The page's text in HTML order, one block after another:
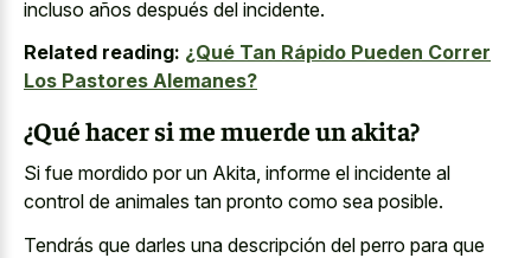
incluso años después del incidente.
Related reading: ¿Qué Tan Rápido Pueden Correr
Los Pastores Alemanes?
¿Qué hacer si me muerde un akita?
Si fue mordido por un Akita, informe el incidente al
control de animales tan pronto como sea posible.
Tendrás que darles una descripción del perro para que